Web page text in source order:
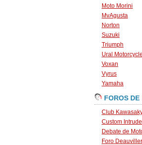
Moto Morini
MvAgusta
Norton
Suzuki
Triumph
Ural
Voxan
Vyrus
Yamaha
FOROS DE
Club
Custom
Debate de
Foro